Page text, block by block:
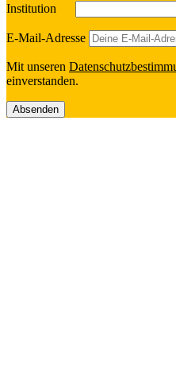
Insti­tu­tion
E‑Mail-Adresse
Mit unseren
einverstanden.